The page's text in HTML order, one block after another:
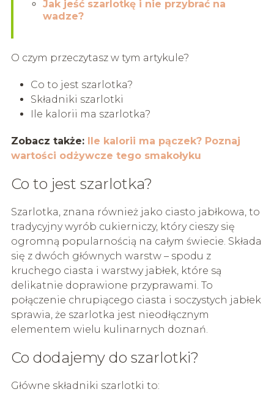
Jak jeść szarlotkę i nie przybrać na
wadze?
O czym przeczytasz w tym artykule?
Co to jest szarlotka?
Składniki szarlotki
Ile kalorii ma szarlotka?
Zobacz także: Ile kalorii ma pączek? Poznaj
wartości odżywcze tego smakołyku
Co to jest szarlotka?
Szarlotka, znana również jako ciasto jabłkowa, to
tradycyjny wyrób cukierniczy, który cieszy się
ogromną popularnością na całym świecie. Składa
się z dwóch głównych warstw – spodu z
kruchego ciasta i warstwy jabłek, które są
delikatnie doprawione przyprawami. To
połączenie chrupiącego ciasta i soczystych jabłek
sprawia, że szarlotka jest nieodłącznym
elementem wielu kulinarnych doznań.
Co dodajemy do szarlotki?
Główne składniki szarlotki to: